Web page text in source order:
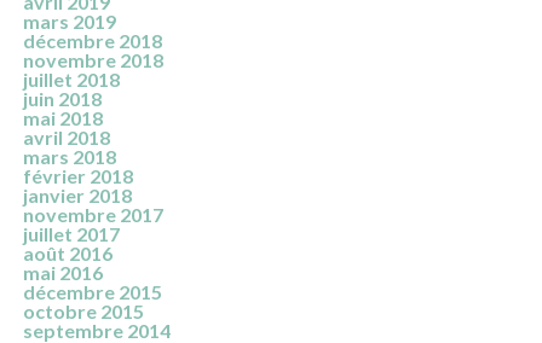
mars 2019
décembre 2018
novembre 2018
juillet 2018
juin 2018
mai 2018
avril 2018
mars 2018
février 2018
janvier 2018
novembre 2017
juillet 2017
août 2016
mai 2016
décembre 2015
octobre 2015
septembre 2014